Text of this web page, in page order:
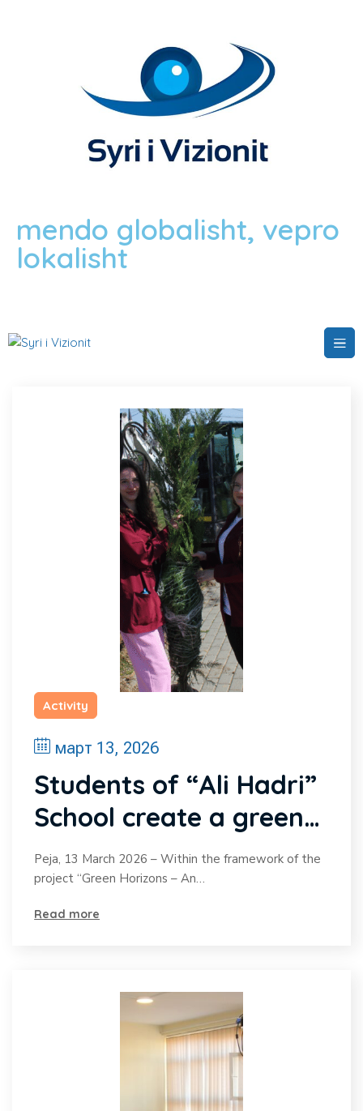
mendo globalisht, vepro
lokalisht
Activity
март 13, 2026
Students of “Ali Hadri”
School create a green
perimeter for a cleaner
environment
Peja, 13 March 2026 – Within the framework of the
project “Green Horizons – An…
Read more